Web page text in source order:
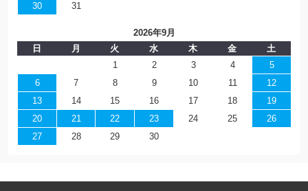
30
31
2026年9月
日
月 火 水 木 金
土
1
2 3 4
5
6
7 8 9 10 11
12
13
14 15 16 17 18
19
20
21 22 23 24 25
26
27
28 29 30